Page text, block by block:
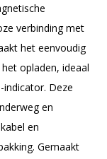
verbinding met
het eenvoudig
opladen, ideaal
Deze
en
en
Gemaakt